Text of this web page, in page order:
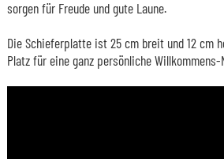
sorgen für Freude und gute Laune.
Die Schieferplatte ist 25 cm breit und 12 cm
Platz für eine ganz persönliche